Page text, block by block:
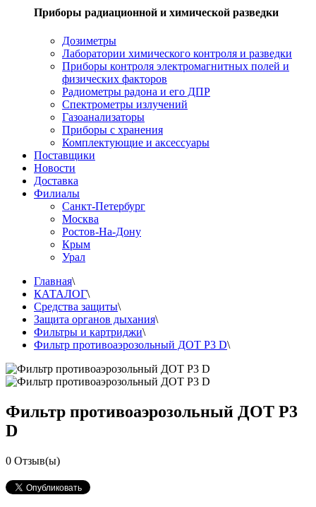
Приборы радиационной и химической разведки
Дозиметры
Лаборатории химического контроля и разведки
Приборы контроля электромагнитных полей и
физических факторов
Радиометры радона и его ДПР
Спектрометры излучений
Газоанализаторы
Приборы с хранения
Комплектующие и аксессуары
Поставщики
Новости
Доставка
Филиалы
Санкт-Петербург
Москва
Ростов-На-Дону
Крым
Урал
Главная\
КАТАЛОГ\
Средства защиты\
Защита органов дыхания\
Фильтры и картриджи\
Фильтр противоаэрозольный ДОТ Р3 D\
Фильтр противоаэрозольный ДОТ Р3
D
0 Отзыв(ы)